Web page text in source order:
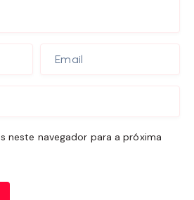
neste navegador para a próxima